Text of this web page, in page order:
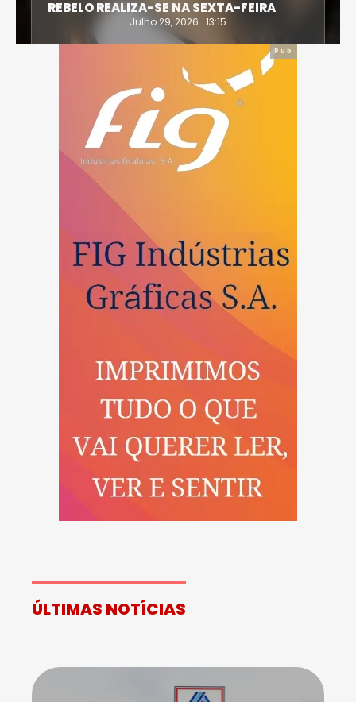
REBELO REALIZA-SE NA SEXTA-FEIRA
Julho 29, 2026 . 13:15
Pub
ÚLTIMAS NOTÍCIAS